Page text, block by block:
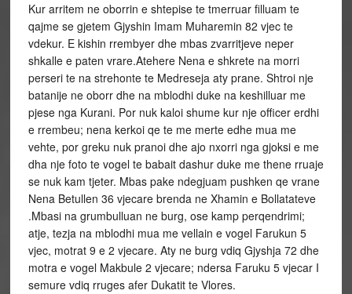
Kur arritem ne oborrin e shtepise te tmerruar filluam te
qajme se gjetem Gjyshin Imam Muharemin 82 vjec te
vdekur. E kishin rrembyer dhe mbas zvarritjeve neper
shkalle e paten vrare.Atehere Nena e shkrete na morri
perseri te na strehonte te Medreseja aty prane. Shtroi nje
batanije ne oborr dhe na mblodhi duke na keshilluar me
pjese nga Kurani. Por nuk kaloi shume kur nje officer erdhi
e rrembeu; nena kerkoi qe te me merte edhe mua me
vehte, por greku nuk pranoi dhe ajo nxorri nga gjoksi e me
dha nje foto te vogel te babait dashur duke me thene rruaje
se nuk kam tjeter. Mbas pake ndegjuam pushken qe vrane
Nena Betullen 36 vjecare brenda ne Xhamin e Bollatateve
.Mbasi na grumbulluan ne burg, ose kamp perqendrimi;
atje, tezja na mblodhi mua me vellain e vogel Farukun 5
vjec, motrat 9 e 2 vjecare. Aty ne burg vdiq Gjyshja 72 dhe
motra e vogel Makbule 2 vjecare; ndersa Faruku 5 vjecar I
semure vdiq rruges afer Dukatit te Vlores.